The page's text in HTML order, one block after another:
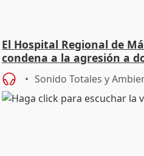
El Hospital Regional de
condena a la agresión a
Urgencias
Sonido Totales y